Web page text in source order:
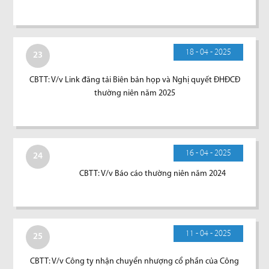
23 18 - 04 - 2025
CBTT: V/v Link đăng tải Biên bản họp và Nghị quyết ĐHĐCĐ
thường niên năm 2025
24 16 - 04 - 2025
CBTT: V/v Báo cáo thường niên năm 2024
25 11 - 04 - 2025
CBTT: V/v Công ty nhận chuyển nhượng cổ phần của Công